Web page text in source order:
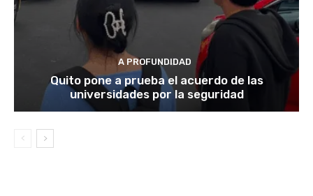
A PROFUNDIDAD
Quito pone a prueba el acuerdo de las
universidades por la seguridad